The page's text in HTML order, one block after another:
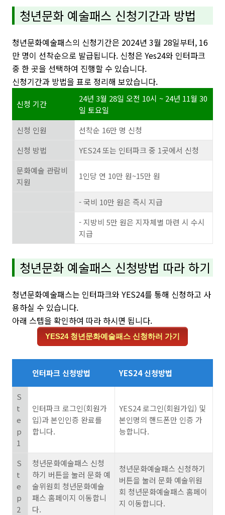
청년문화 예술패스 신청기간과 방법
청년문화예술패스의 신청기간은 2024년 3월 28일부터, 16
만 명이 선착순으로 발급됩니다. 신청은 Yes24와 인터파크
중 한 곳을 선택하여 진행할 수 있습니다.
신청기간과 방법을 표로 정리해 보았습니다.
신청 기간
24년 3월 28일 오전 10시 ~ 24년 11월 30
일 토요일
신청 인원
선착순 16만 명 신청
신청 방법
YES24 또는 인터파크 중 1곳에서 신청
문화예술 관람비
지원
1인당 연 10만 원~15만 원
- 국비 10만 원은 즉시 지급
- 지방비 5만 원은 지자체별 마련 시 수시
지급
청년문화 예술패스 신청방법 따라 하기
청년문화예술패스는 인터파크와 YES24를 통해 신청하고 사
용하실 수 있습니다.
아래 스텝을 확인하여 따라 하시면 됩니다.
YES24 청년문화예술패스 신청하러 가기
인터파크 신청방법 YES24 신청방법
S
t
e
p
1
인터파크 로그인(회원가
입)과 본인인증 완료를
합니다.
YES24 로그인(회원가입) 및
본인명의 핸드폰만 인증 가
능합니다.
S
t
e
p
2
청년문화예술패스 신청
하기 버튼을 눌러 문화 예
술위원회 청년문화예술
패스 홈페이지 이동합니
다.
청년문화예술패스 신청하기
버튼을 눌러 문화 예술위원
회 청년문화예술패스 홈페이
지 이동합니다.